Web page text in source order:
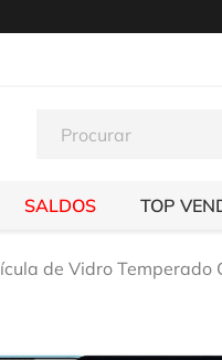
SALDOS TOP
de Vidro